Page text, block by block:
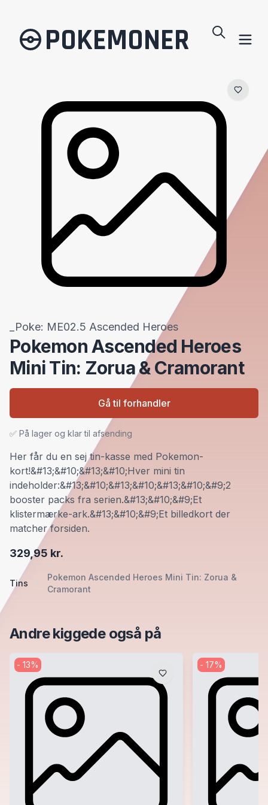
POKEMONER
_Poke: ME02.5 Ascended Heroes
Pokemon Ascended Heroes
Mini Tin: Zorua & Cramorant
Tins
Pokemon Ascended Heroes Mini Tin: Zorua &
Cramorant
329,95 kr.
Her får du en sej tin-kasse med Pokemon-
kort!&#13;&#10;&#13;&#10;Hver mini tin
indeholder:&#13;&#10;&#13;&#10;&#13;&#10;&#9;2
booster packs fra serien.&#13;&#10;&#9;Et
klistermærke-ark.&#13;&#10;&#9;Et billedkort der
matcher forsiden.
✅ På lager og klar til afsending
Gå til forhandler
Andre kiggede også på
- 13% - 17%